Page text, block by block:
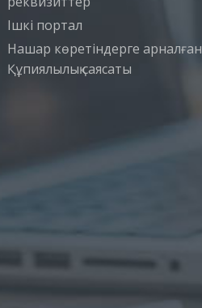
Iшкi портал
Нашар көретіндерге арналған
Құпиялылық саясаты